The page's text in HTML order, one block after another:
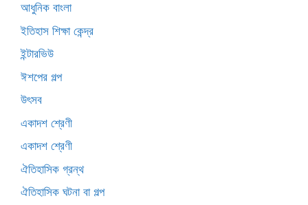
আধুনিক বাংলা
ইতিহাস শিক্ষা কেন্দ্র
ইন্টারভিউ
ঈশপের গল্প
উৎসব
একাদশ শ্রেণী
একাদশ শ্রেণী
ঐতিহাসিক গ্রন্থ
ঐতিহাসিক ঘটনা বা গল্প